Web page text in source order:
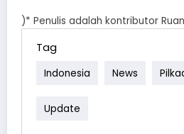
)* Penulis adalah kontributor
Tag
Indonesia News
Update